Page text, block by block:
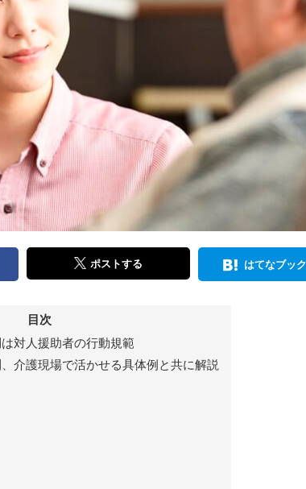
ポストする はてなブッ
目次
対人援助者の行動規範
介護現場で活かせる具体例と共に解説